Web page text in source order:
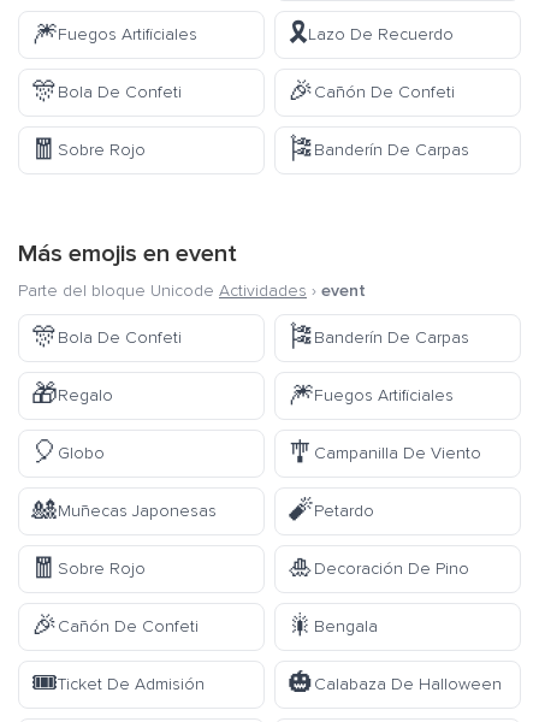
🎆Fuegos Artificiales 🎗️Lazo De Recuerdo
🎊Bola De Confeti 🎉Cañón De Confeti
🧧 Sobre Rojo 🎏Banderín De Carpas
Más emojis en event
Parte del bloque Unicode Actividades › event
🎊Bola De Confeti 🎏Banderín De Carpas
🎁Regalo 🎆Fuegos Artificiales
🎈 Globo 🎐 Campanilla De Viento
🎎Muñecas Japonesas 🧨Petardo
🧧 Sobre Rojo 🎍Decoración De Pino
🎉Cañón De Confeti 🎇 Bengala
🎟️Ticket De Admisión 🎃Calabaza De Halloween